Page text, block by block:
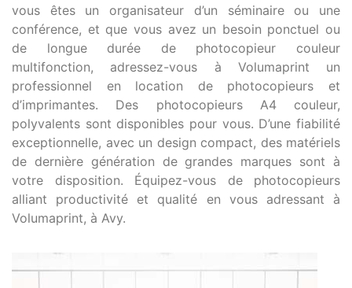
vous êtes un organisateur d’un séminaire ou une
conférence, et que vous avez un besoin ponctuel ou
de longue durée de photocopieur couleur
multifonction, adressez-vous à Volumaprint un
professionnel en location de photocopieurs et
d’imprimantes. Des photocopieurs A4 couleur,
polyvalents sont disponibles pour vous. D’une fiabilité
exceptionnelle, avec un design compact, des matériels
de dernière génération de grandes marques sont à
votre disposition. Équipez-vous de photocopieurs
alliant productivité et qualité en vous adressant à
Volumaprint, à Avy.